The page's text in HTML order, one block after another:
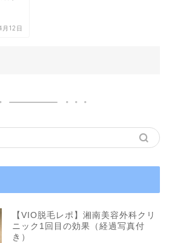
月12日
【VIO脱毛レポ】湘南美容外科クリ
ニック1回目の効果（経過写真付
き）